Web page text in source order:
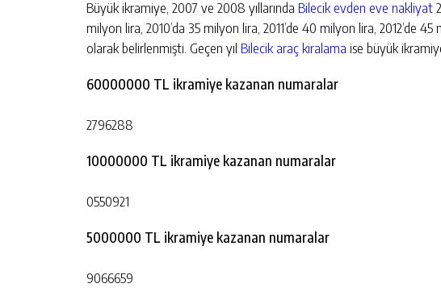
Büyük ikramiye, 2007 ve 2008 yıllarında Bilecik evden eve nakliyat
milyon lira, 2010’da 35 milyon lira, 2011’de 40 milyon lira, 2012’de
olarak belirlenmişti. Geçen yıl Bilecik araç kiralama ise büyük
60000000 TL ikramiye kazanan numaralar
2796288
10000000 TL ikramiye kazanan numaralar
0550921
5000000 TL ikramiye kazanan numaralar
9066659